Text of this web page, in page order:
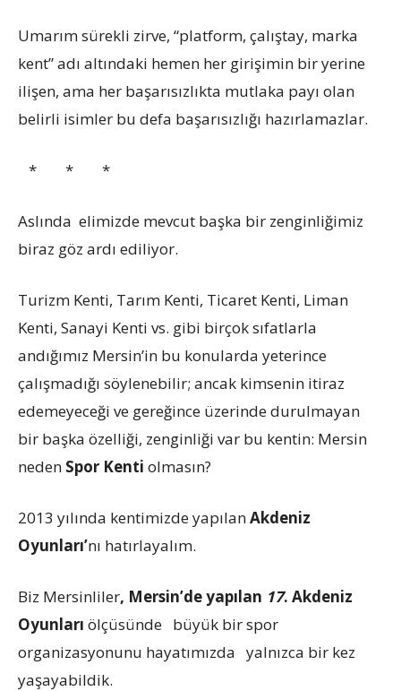
Umarım sürekli zirve, “platform, çalıştay, marka
kent” adı altındaki hemen her girişimin bir yerine
ilişen, ama her başarısızlıkta mutlaka payı olan
belirli isimler bu defa başarısızlığı hazırlamazlar.
* * *
Aslında elimizde mevcut başka bir zenginliğimiz
biraz göz ardı ediliyor.
Turizm Kenti, Tarım Kenti, Ticaret Kenti, Liman
Kenti, Sanayi Kenti vs. gibi birçok sıfatlarla
andığımız Mersin’in bu konularda yeterince
çalışmadığı söylenebilir; ancak kimsenin itiraz
edemeyeceği ve gereğince üzerinde durulmayan
bir başka özelliği, zenginliği var bu kentin: Mersin
neden Spor Kenti olmasın?
2013 yılında kentimizde yapılanAkdeniz
Oyunları’nı hatırlayalım.
Biz Mersinliler, Mersin’de yapılan 17. Akdeniz
Oyunları ölçüsünde büyük bir spor
organizasyonunu hayatımızda yalnızca bir kez
yaşayabildik.